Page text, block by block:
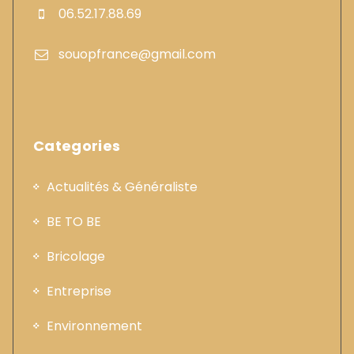
06.52.17.88.69
souopfrance@gmail.com
Categories
Actualités & Généraliste
BE TO BE
Bricolage
Entreprise
Environnement